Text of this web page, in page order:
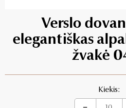
Verslo
elegantiškas
žvakė
Kiekis: